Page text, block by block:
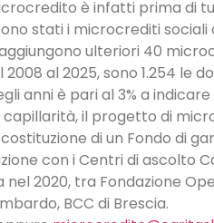
è infatti prima di
stati i microcrediti
ulteriori 40
al 2025, sono 1.254 le
anni è pari al 3% a
il progetto di
di un Fondo di
con i Centri di ascolto
2020, tra Fondazione
BCC di Brescia.